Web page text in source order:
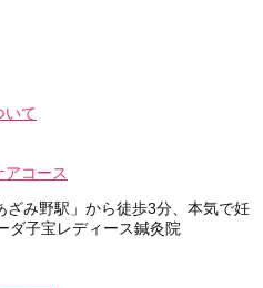
いて
コース
ざみ野駅」から徒歩3分、本気で妊
子宝レディース鍼灸院